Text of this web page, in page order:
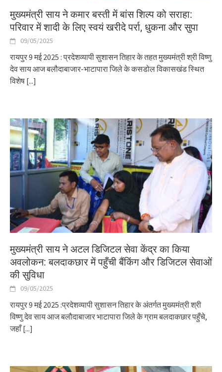
मुख्यमंत्री साय ने कमार बस्ती में बांस शिल्प को सराहा:
परिवार में शादी के लिए स्वयं खरीदे पर्रा, धुकना और सुपा
09/05/2025
रायपुर 9 मई 2025 : प्रदेशव्यापी सुशासन तिहार के तहत मुख्यमंत्री श्री विष्णु
देव साय आज बलौदाबाजार-भाटापारा जिले के कसडोल विकासखंड स्थित
विशेष [...]
मुख्यमंत्री साय ने अटल डिजिटल सेवा केंद्र का किया
अवलोकन: बलदाकछार में पहुँची बैंकिंग और डिजिटल सेवाओं
की सुविधा
09/05/2025
रायपुर 9 मई 2025 :प्रदेशव्यापी सुशासन तिहार के अंतर्गत मुख्यमंत्री श्री
विष्णु देव साय आज बलौदाबाजार भाटापारा जिले के ग्राम बलदाकछार पहुँचे,
जहाँ[...]